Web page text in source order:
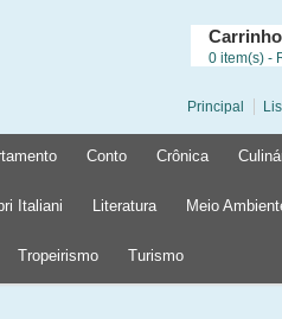
Carrinho
0 item(s) -
Principal
Conto Crônica
Italiani Literatura Meio
Tropeirismo Turismo